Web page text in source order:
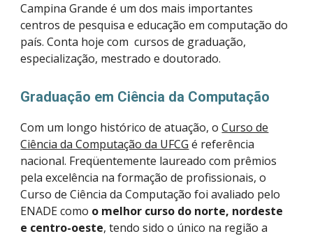
Campina Grande é um dos mais importantes
centros de pesquisa e educação em computação do
país. Conta hoje com cursos de graduação,
especialização, mestrado e doutorado.
Graduação em Ciência da Computação
Com um longo histórico de atuação, o Curso de
Ciência da Computação da UFCG é referência
nacional. Freqüentemente laureado com prêmios
pela excelência na formação de profissionais, o
Curso de Ciência da Computação foi avaliado pelo
ENADE como o melhor curso do norte, nordeste
e centro-oeste, tendo sido o único na região a